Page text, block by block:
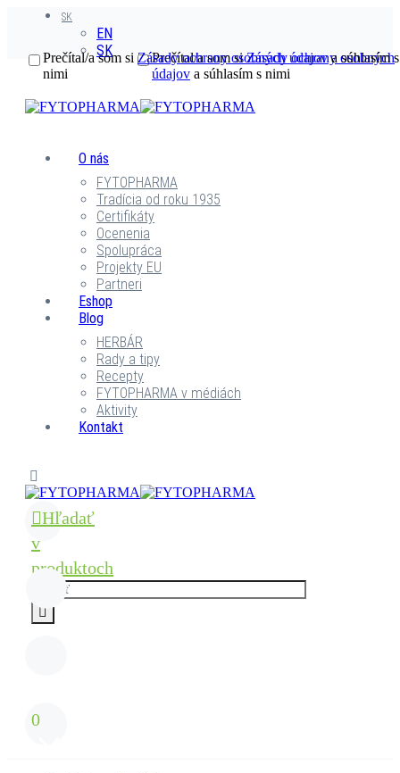
SK
EN
SK
O nás
FYTOPHARMA
Tradícia od roku 1935
Certifikáty
Ocenenia
Spolupráca
Projekty EU
Partneri
Eshop
Blog
HERBÁR
Rady a tipy
Recepty
FYTOPHARMA v médiách
Aktivity
Kontakt
Hľadať
v
produktoch
0
Prečítal/a som siZásady ochrany osobných
údajov a súhlasím s nimi
Prečítal/a som si Zásady ochrany osobných údajova súhlasím s
nimi